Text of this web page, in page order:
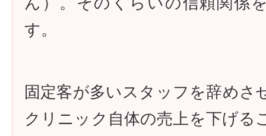
す。
固定客が多いスタッフを辞めさ
クリニック自体の売上を下げる